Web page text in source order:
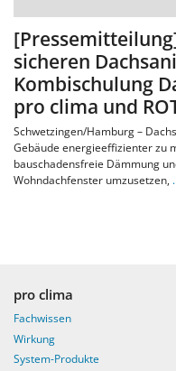
sicheren
Kombischulung
pro clima und
Schwetzingen/Hamburg –
Gebäude energieeffizienter zu
bauschadensfreie Dämmung
Wohndachfenster umzusetzen,
pro clima
Fachwissen
Wirkung
System-Produkte